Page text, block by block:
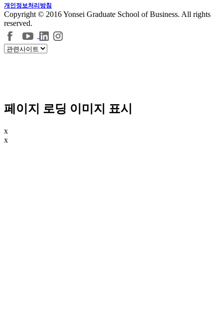
개인정보처리방침
Copyright © 2016 Yonsei Graduate School of Business. All rights
reserved.
페이지 로딩 이미지 표시
x
x